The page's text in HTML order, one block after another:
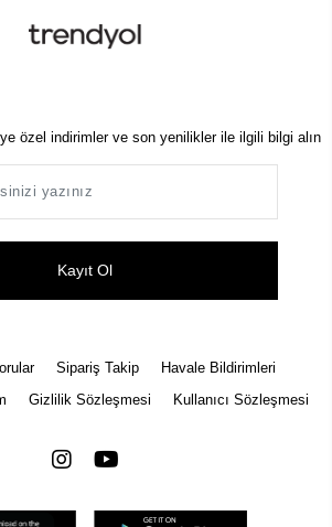
özel indirimler ve son yenilikler ile ilgili bilgi alın
Kayıt Ol
Sipariş Takip
Havale Bildirimleri
Gizlilik Sözleşmesi Kullanıcı Sözleşmesi